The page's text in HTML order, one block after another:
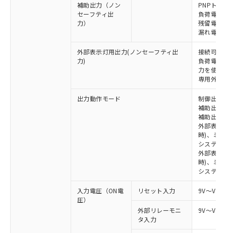
補助出力（ノン
セーフティ出
力）
PNPトラ
負荷電流
残留電圧
漏れ電流
外部表示灯用出力(ノンセーフティ出
力)
接続可能
負荷電流
力を使用
専用外部
出力動作モード
制御出力
補助出力
補助出力
外部表示
時)、ミ
システム
外部表示
時)、ミ
システム
入力電圧（ON電
圧）
リセット入力 9V～Vs
外部リレーモニ
タ入力
9V～Vs